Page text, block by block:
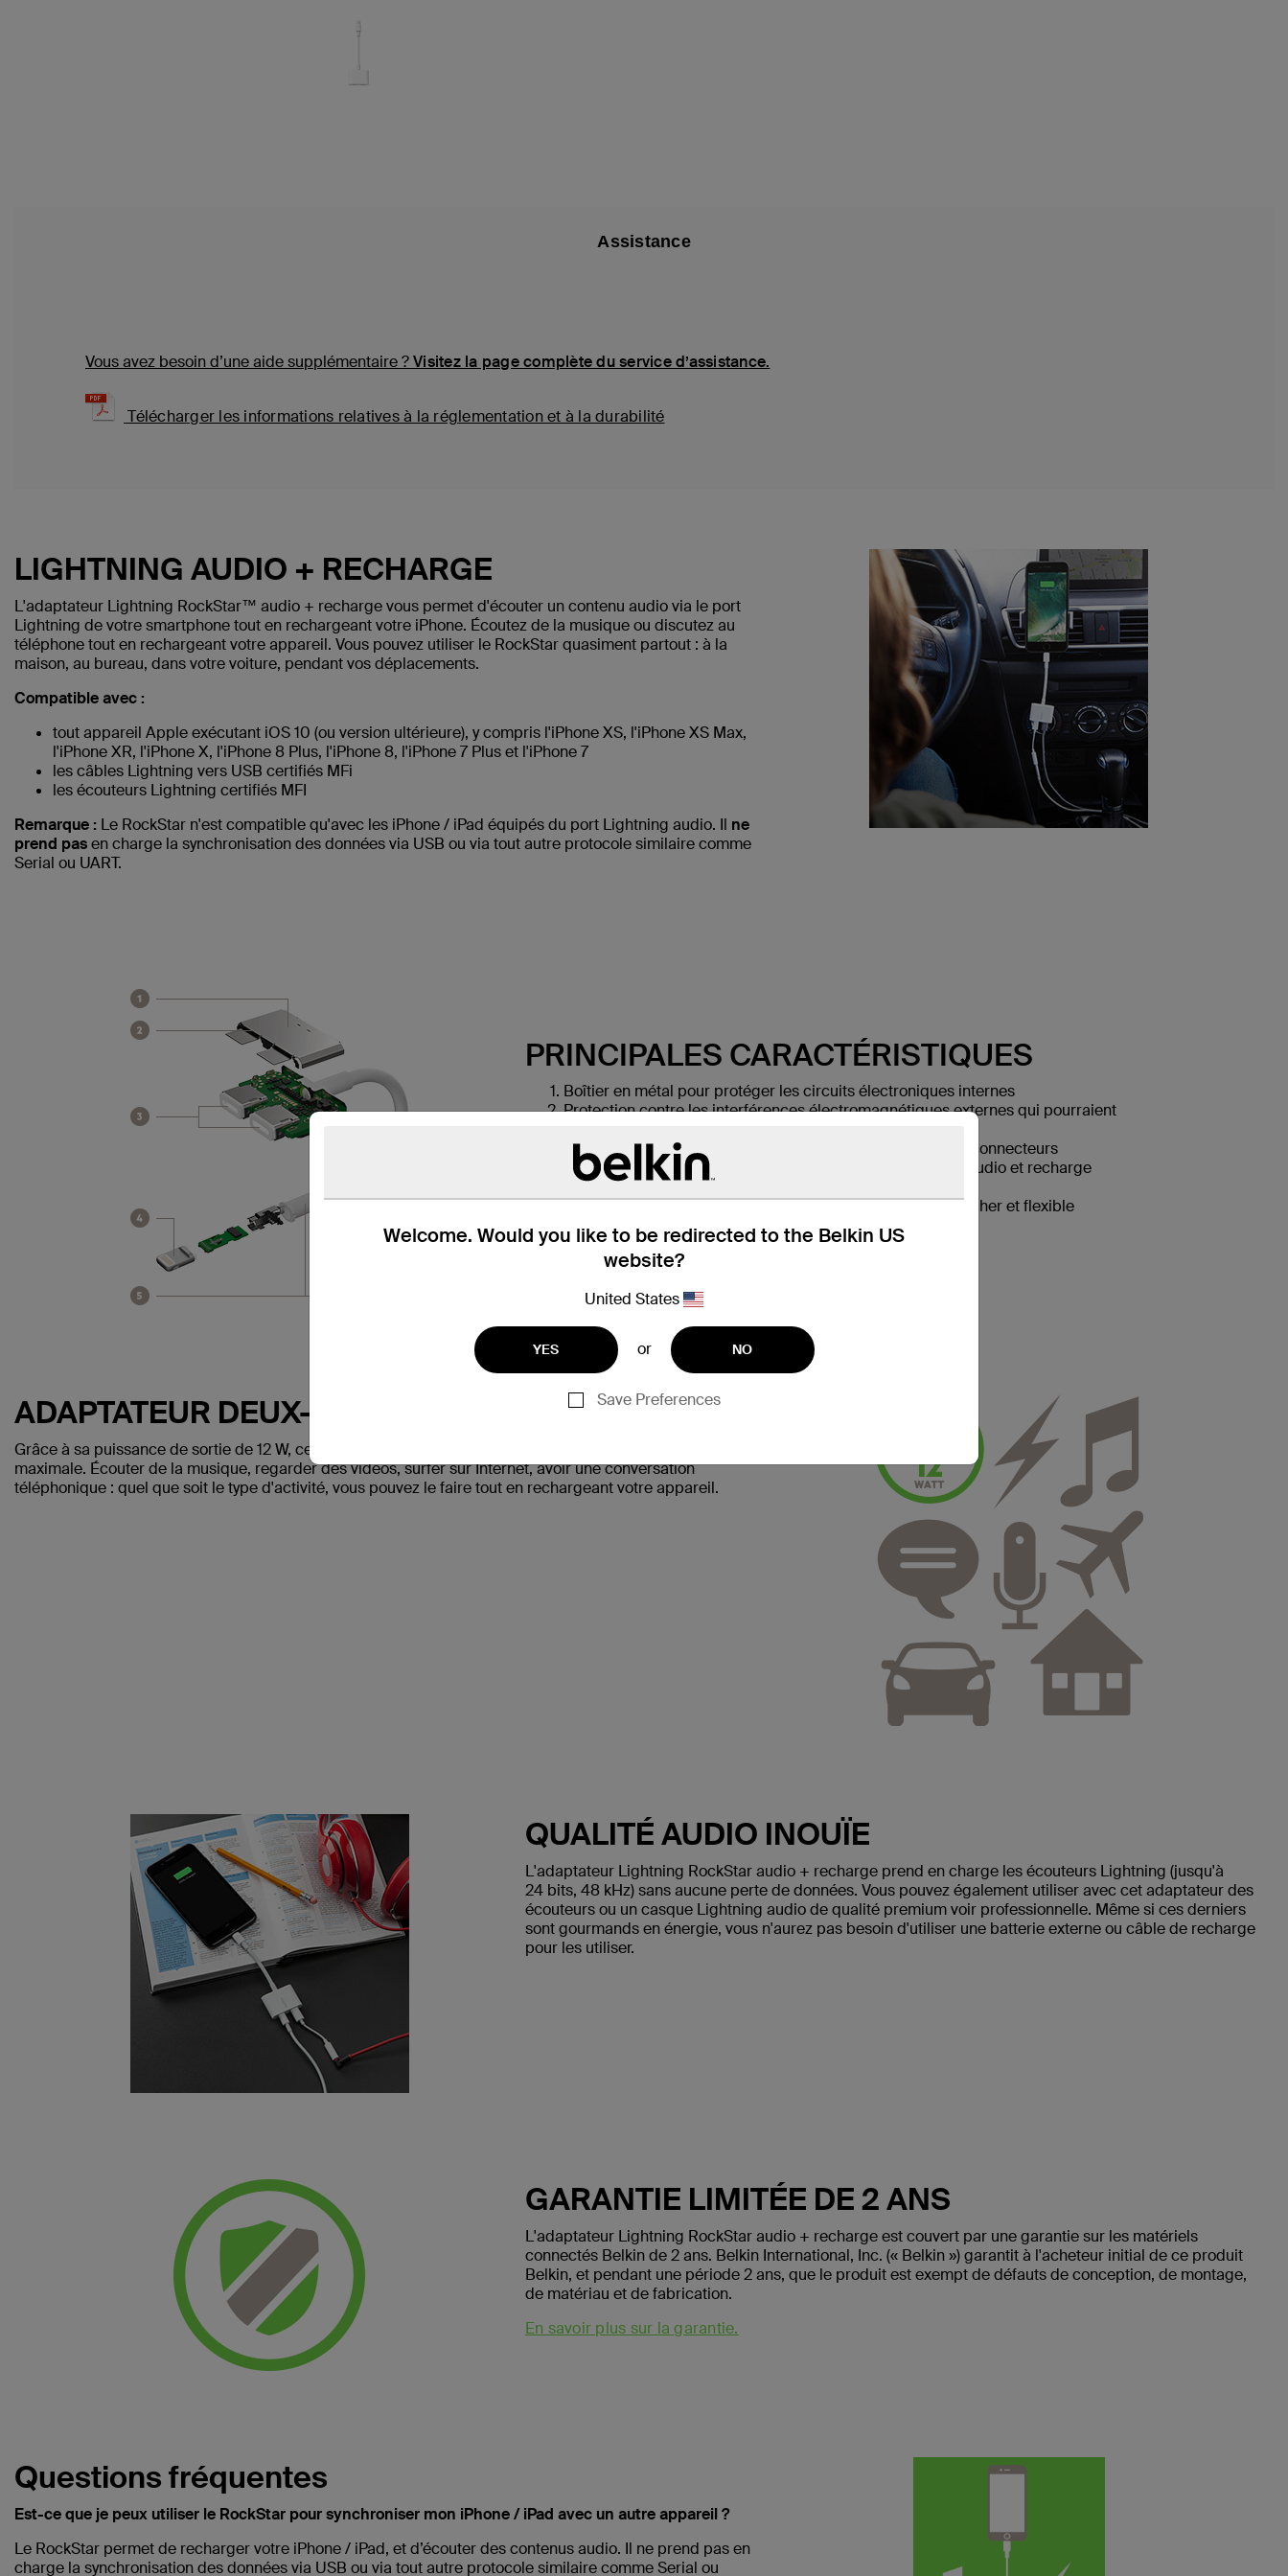
Welcome. Would you like to be redirected to the Belkin US
website?
United States
YES or NO
Save Preferences
Assistance
Vous avez besoin d’une aide supplémentaire ?Visitez la page complète du service d’assistance.
Télécharger les informations relatives à la réglementation et à la durabilité
LIGHTNING AUDIO + RECHARGE
L'adaptateur Lightning RockStar™ audio + recharge vous permet d'écouter un contenu audio via le port
Lightning de votre smartphone tout en rechargeant votre iPhone. Écoutez de la musique ou discutez au
téléphone tout en rechargeant votre appareil. Vous pouvez utiliser le RockStar quasiment partout : à la
maison, au bureau, dans votre voiture, pendant vos déplacements.
Compatible avec :
tout appareil Apple exécutant iOS 10 (ou version ultérieure), y compris l'iPhone XS, l'iPhone XS Max,
l'iPhone XR, l'iPhone X, l'iPhone 8 Plus, l'iPhone 8, l'iPhone 7 Plus et l'iPhone 7
les câbles Lightning vers USB certifiés MFi
les écouteurs Lightning certifiés MFI
Remarque : Le RockStar n'est compatible qu'avec les iPhone / iPad équipés du port Lightning audio. Il ne
prend pasen charge la synchronisation des données via USB ou via tout autre protocole similaire comme
Serial ou UART.
PRINCIPALES CARACTÉRISTIQUES
Boîtier en métal pour protéger les circuits électroniques internes
Protection contre les interférences électromagnétiques externes qui pourraient
Circuit électronique interne spécialement conçu pour des connecteurs
interchangeables dans le cas d'une utilisation simultanée audio et recharge
Connecteurs Lightning certifiés MFi pour audio et recharge
Revêtement du boîtier et serre-câbles en TPE, doux au toucher et flexible
ADAPTATEUR DEUX-EN-UN
Grâce à sa puissance de sortie de 12 W, cet adaptateur peut recharger votre iPhone / iPad à sa capacité
maximale. Écouter de la musique, regarder des vidéos, surfer sur Internet, avoir une conversation
téléphonique : quel que soit le type d'activité, vous pouvez le faire tout en rechargeant votre appareil.
QUALITÉ AUDIO INOUÏE
L'adaptateur Lightning RockStar audio + recharge prend en charge les écouteurs Lightning (jusqu'à
24 bits, 48 kHz) sans aucune perte de données. Vous pouvez également utiliser avec cet adaptateur des
écouteurs ou un casque Lightning audio de qualité premium voir professionnelle. Même si ces derniers
sont gourmands en énergie, vous n'aurez pas besoin d'utiliser une batterie externe ou câble de recharge
pour les utiliser.
GARANTIE LIMITÉE DE 2 ANS
L'adaptateur Lightning RockStar audio + recharge est couvert par une garantie sur les matériels
connectés Belkin de 2 ans. Belkin International, Inc. (« Belkin ») garantit à l'acheteur initial de ce produit
Belkin, et pendant une période 2 ans, que le produit est exempt de défauts de conception, de montage,
de matériau et de fabrication.
En savoir plus sur la garantie.
Questions fréquentes
Est-ce que je peux utiliser le RockStar pour synchroniser mon iPhone / iPad avec un autre appareil ?
Le RockStar permet de recharger votre iPhone / iPad, et d’écouter des contenus audio. Il ne prend pas en
charge la synchronisation des données via USB ou via tout autre protocole similaire comme Serial ou